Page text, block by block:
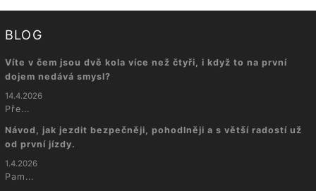
BLOG
Víte v čem jsou dvě kola více než čtyři, i když to na první
dojem nedává smysl?
14.4.2026
Pře...
Návod, jak jezdit bezpečněji, pohodlněji a s větší radostí už
od první jízdy.
1.4.2026
Pam...